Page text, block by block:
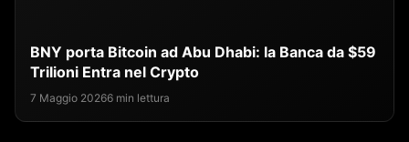
BNY porta Bitcoin ad Abu Dhabi: la Banca da $59
Trilioni Entra nel Crypto
7 Maggio 20266 min lettura